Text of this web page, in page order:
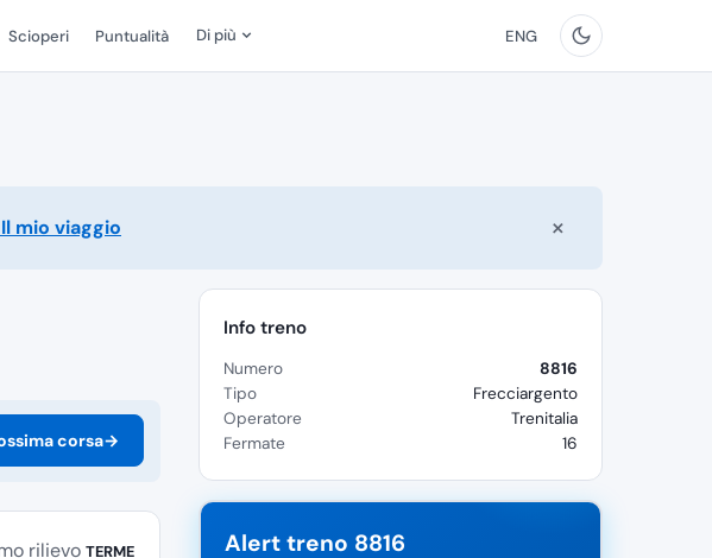
Scioperi Puntualità Di più ENG
mio viaggio ×
corsa→
rilievo TERME
Info treno
Numero
8816
Tipo
Frecciargento
Operatore
Trenitalia
Fermate
16
Alert treno 8816